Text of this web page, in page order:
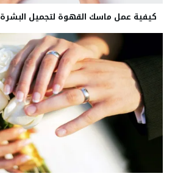
كيفية عمل ماسك القهوة لتجميل البشرة